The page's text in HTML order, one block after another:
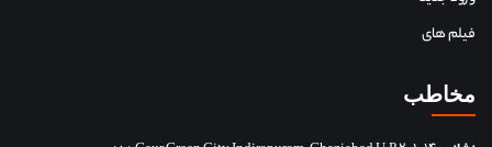
فیلم های
مخاطب